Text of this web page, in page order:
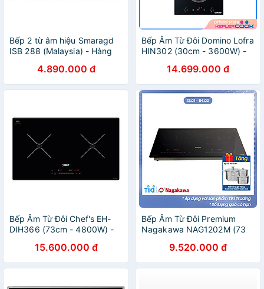
Bếp 2 từ âm hiệu Smaragd
ISB 288 (Malaysia) - Hàng
4.890.000 đ
Bếp Âm Từ Đôi Domino Lofra
HIN302 (30cm - 3600W) -
14.699.000 đ
Bếp Âm Từ Đôi Chef's EH-
DIH366 (73cm - 4800W) -
15.600.000 đ
Bếp Âm Từ Đôi Premium
Nagakawa NAG1202M (73
9.520.000 đ